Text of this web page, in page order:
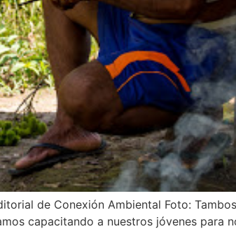
de Conexión Ambiental Foto:
capacitando a nuestros jóvenes para